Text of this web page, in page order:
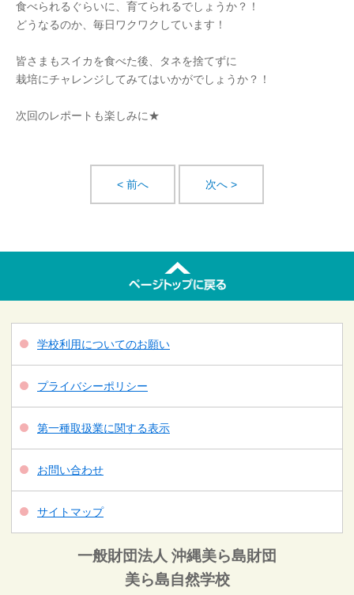
食べられるぐらいに、育てられるでしょうか？！
どうなるのか、毎日ワクワクしています！
皆さまもスイカを食べた後、タネを捨てずに
栽培にチャレンジしてみてはいかがでしょうか？！
次回のレポートも楽しみに★
< 前へ 次へ >
学校利用についてのお願い
プライバシーポリシー
第一種取扱業に関する表示
お問い合わせ
サイトマップ
一般財団法人 沖縄美ら島財団
美ら島自然学校